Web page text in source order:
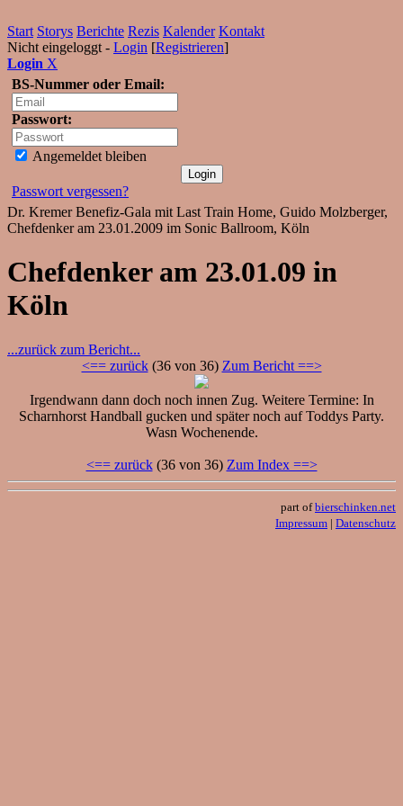
Start Storys Berichte Rezis Kalender Kontakt
Nicht eingeloggt - Login [Registrieren]
Login X
BS-Nummer oder Email:
Passwort:
Angemeldet bleiben
Passwort vergessen?
Dr. Kremer Benefiz-Gala mit Last Train Home, Guido Molzberger,
Chefdenker am 23.01.2009 im Sonic Ballroom, Köln
Chefdenker am 23.01.09 in
Köln
...zurück zum Bericht...
<== zurück(36 von 36) Zum Bericht ==>
Irgendwann dann doch noch innen Zug. Weitere Termine: In
Scharnhorst Handball gucken und später noch auf Toddys Party.
Wasn Wochenende.
<== zurück(36 von 36) Zum Index ==>
part ofbierschinken.net
Impressum | Datenschutz